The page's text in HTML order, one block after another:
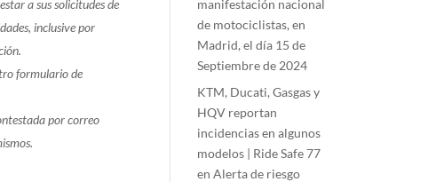
a sus solicitudes de
inclusive por
formulario de
por correo
manifestación nacional
de motociclistas, en
Madrid, el día 15 de
Septiembre de 2024
KTM, Ducati, Gasgas y
HQV reportan
incidencias en algunos
modelos | Ride Safe 77
enAlerta de riesgo